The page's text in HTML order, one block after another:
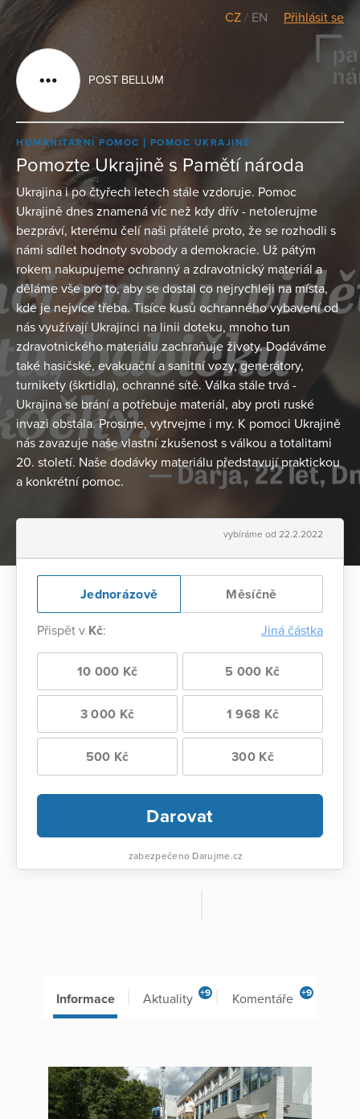
CZ / EN Přihlásit se
POST BELLUM
HUMANITÁRNÍ POMOC POMOC UKRAJINĚ
Pomozte Ukrajině s Pamětí národa
Ukrajina i po čtyřech letech stále vzdoruje. Pomoc
Ukrajině dnes znamená víc než kdy dřív - netolerujme
bezpráví, kterému čelí naši přátelé proto, že se rozhodli s
námi sdílet hodnoty svobody a demokracie. Už pátým
rokem nakupujeme ochranný a zdravotnický materiál a
děláme vše pro to, aby se dostal co nejrychleji na místa,
kde je nejvíce třeba. Tisíce kusů ochranného vybavení od
nás využívají Ukrajinci na linii doteku, mnoho tun
zdravotnického materiálu zachraňuje životy. Dodáváme
také hasičské, evakuační a sanitní vozy, generátory,
turnikety (škrtidla), ochranné sítě. Válka stále trvá -
Ukrajina se brání a potřebuje materiál, aby proti ruské
invazi obstála. Prosíme, vytrvejme i my. K pomoci Ukrajině
nás zavazuje naše vlastní zkušenost s válkou a totalitami
20. století. Naše dodávky materiálu představují praktickou
a konkrétní pomoc.
vybíráme od 22.2.2022
Jednorázově Měsíčně
Přispět v Kč: Jiná částka
10 000 Kč 5 000 Kč
3 000 Kč 1 968 Kč
500 Kč 300 Kč
Darovat
zabezpečeno Darujme.cz
Informace Aktuality +9 Komentáře +9